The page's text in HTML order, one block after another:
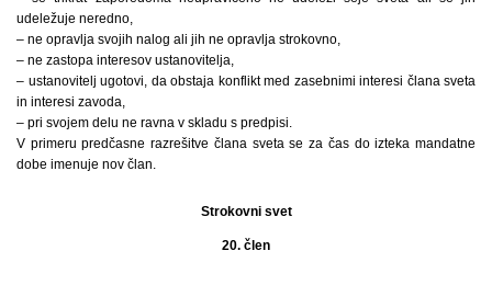
udeležuje neredno,
– ne opravlja svojih nalog ali jih ne opravlja strokovno,
– ne zastopa interesov ustanovitelja,
– ustanovitelj ugotovi, da obstaja konflikt med zasebnimi interesi člana sveta
in interesi zavoda,
– pri svojem delu ne ravna v skladu s predpisi.
V primeru predčasne razrešitve člana sveta se za čas do izteka mandatne
dobe imenuje nov član.
Strokovni svet
20. člen